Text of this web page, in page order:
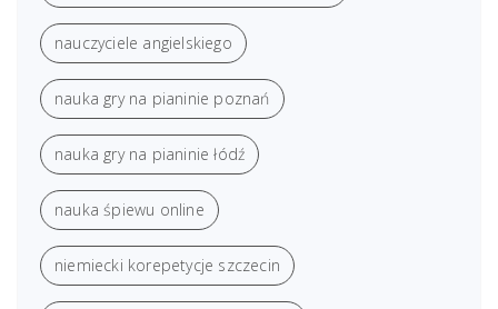
nauczyciele angielskiego
nauka gry na pianinie poznań
nauka gry na pianinie łódź
nauka śpiewu online
niemiecki korepetycje szczecin